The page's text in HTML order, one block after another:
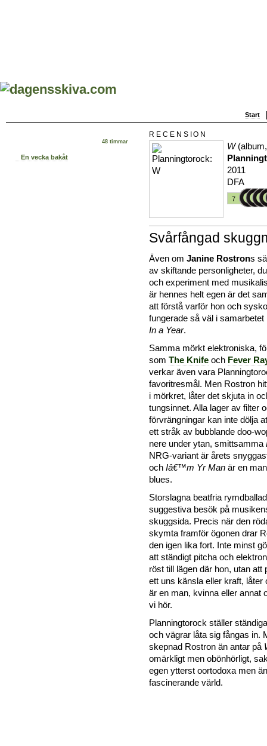
Start
48 timmar
En vecka bakåt
RECENSION
W
2011
DFA
7
Svårfångad
Även om Janine Rostrons
av skiftande personligheter,
och experiment med
är hennes helt egen är det
att förstå varför hon och
fungerade så väl i
In a Year.
Samma mörkt elektroniska,
som The Knife och Fever
verkar även vara
favoritresmål. Men Rostron
i mörkret, låter det skjuta in
tungsinnet. Alla lager av filter
förvrängningar kan inte dölja
ett stråk av bubblande doo-
nere under ytan, smittsamma
NRG-variant är årets
och Iâ€™m Yr Man är en
blues.
Storslagna beatfria
suggestiva besök på
skuggsida. Precis när den
skymta framför ögonen drar
den igen lika fort. Inte minst
att ständigt pitcha och
röst till lägen där hon, utan att
ett uns känsla eller kraft, låter
är en man, kvinna eller annat
vi hör.
Planningtorock ställer
och vägrar låta sig fångas in.
skepnad Rostron än antar på
omärkligt men obönhörligt,
egen ytterst oortodoxa men
fascinerande värld.